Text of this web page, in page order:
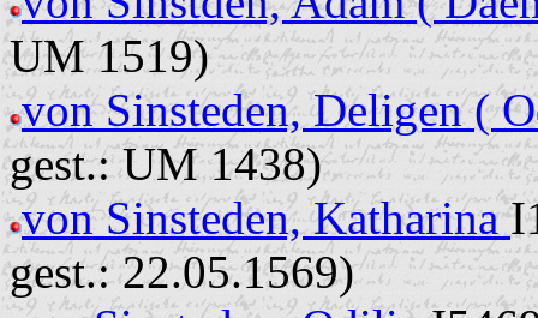
UM 1519)
von Sinsteden, Deligen (
gest.: UM 1438)
von Sinsteden, Katharina
gest.: 22.05.1569)